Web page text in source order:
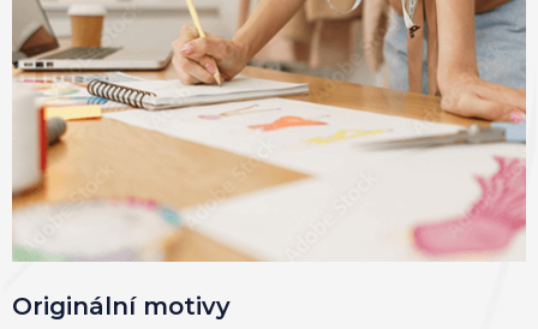
Originální motivy